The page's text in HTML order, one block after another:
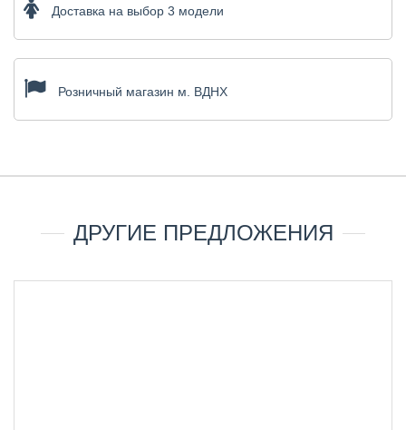
Доставка на выбор 3 модели
Розничный магазин м. ВДНХ
ДРУГИЕ ПРЕДЛОЖЕНИЯ